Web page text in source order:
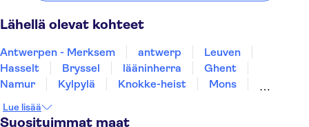
Lähellä olevat kohteet
Antwerpen - Merksem antwerp
Leuven
Hasselt
Bryssel lääninherra
Ghent
Namur
Kylpylä Knokke-heist
Mons
Lue lisää
Suosituimmat maat